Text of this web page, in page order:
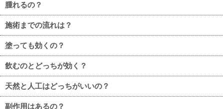
腫れるの？
施術までの流れは？
塗っても効くの？
飲むのとどっちが効く？
天然と人工はどっちがいいの？
副作用はあるの？